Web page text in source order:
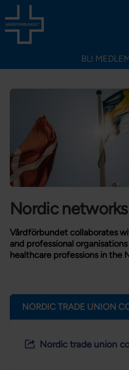
BLI
Nordic networks
Vårdförbundet collaborates
and professional
healthcare professions in the
NORDIC TRADE UNION
Nordic trade union